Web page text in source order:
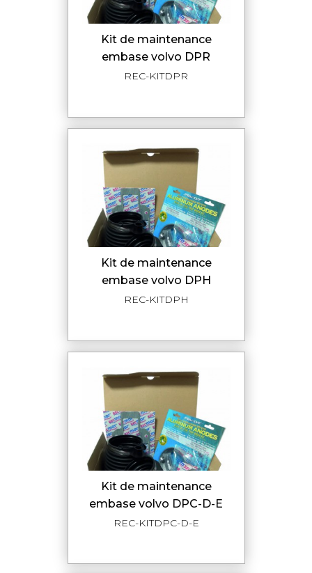
kit de maintenance
embase volvo DPR
REC-KITDPR
kit de maintenance
embase volvo DPH
REC-KITDPH
kit de maintenance
embase volvo DPC-D-E
REC-KITDPC-D-E